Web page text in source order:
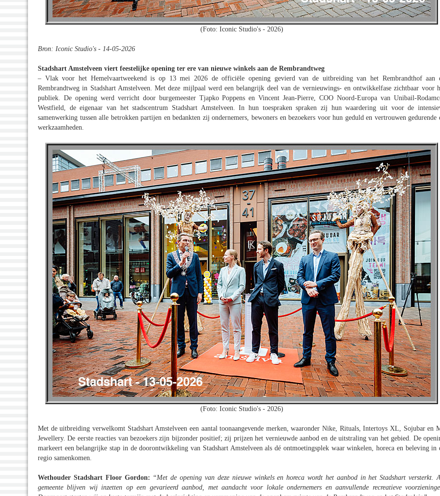
(Foto: Iconic Studio's - 2026)
Bron: Iconic Studio's - 14-05-2026
Stadshart Amstelveen viert feestelijke opening ter ere van nieuwe winkels aan de Rembrandtweg
– Vlak voor het Hemelvaartweekend is op 13 mei 2026 de officiële opening gevierd van de uitbreiding van het Rembrandthof aan
Rembrandtweg in Stadshart Amstelveen. Met deze mijlpaal werd een belangrijk deel van de vernieuwings- en ontwikkelfase zichtbaar voor
publiek. De opening werd verricht door burgemeester Tjapko Poppens en Vincent Jean-Pierre, COO Noord-Europa van Unibail-
Westfield, de eigenaar van het stadscentrum Stadshart Amstelveen. In hun toespraken spraken zij hun waardering uit voor de
samenwerking tussen alle betrokken partijen en bedankten zij ondernemers, bewoners en bezoekers voor hun geduld en vertrouwen gedurende
werkzaamheden.
(Foto: Iconic Studio's - 2026)
Met de uitbreiding verwelkomt Stadshart Amstelveen een aantal toonaangevende merken, waaronder Nike, Rituals, Intertoys XL, Sojubar en
Jewellery. De eerste reacties van bezoekers zijn bijzonder positief; zij prijzen het vernieuwde aanbod en de uitstraling van het gebied. De
markeert een belangrijke stap in de doorontwikkeling van Stadshart Amstelveen als dé ontmoetingsplek waar winkelen, horeca en beleving in
regio samenkomen.
Wethouder Stadshart Floor Gordon: “Met de opening van deze nieuwe winkels en horeca wordt het aanbod in het Stadshart versterkt.
gemeente blijven wij inzetten op een gevarieerd aanbod, met aandacht voor lokale ondernemers en aanvullende recreatieve